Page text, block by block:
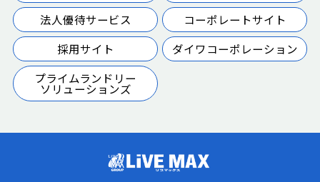
法人優待サービス
コーポレートサイト
採用サイト
ダイワコーポレーション
プライムランドリー
ソリューションズ